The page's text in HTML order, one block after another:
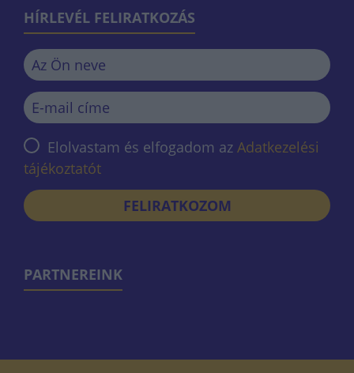
HÍRLEVÉL FELIRATKOZÁS
Elolvastam és elfogadom az Adatkezelési
tájékoztatót
FELIRATKOZOM
PARTNEREINK